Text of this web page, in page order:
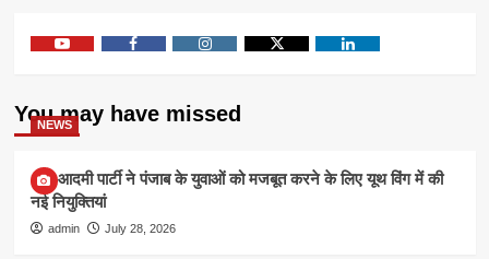
You may have missed
NEWS
आम आदमी पार्टी ने पंजाब के युवाओं को मजबूत करने के लिए यूथ विंग में की
नई नियुक्तियां
admin July 28, 2026